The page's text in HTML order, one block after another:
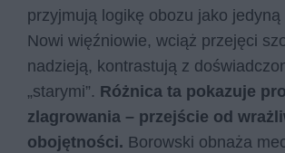
przyjmują logikę obozu jako jedyną
Nowi więźniowie, wciąż przejęci
nadzieją, kontrastują z
„starymi”. Różnica ta pokazuje
zlagrowania – przejście od
obojętności. Borowski obnaża